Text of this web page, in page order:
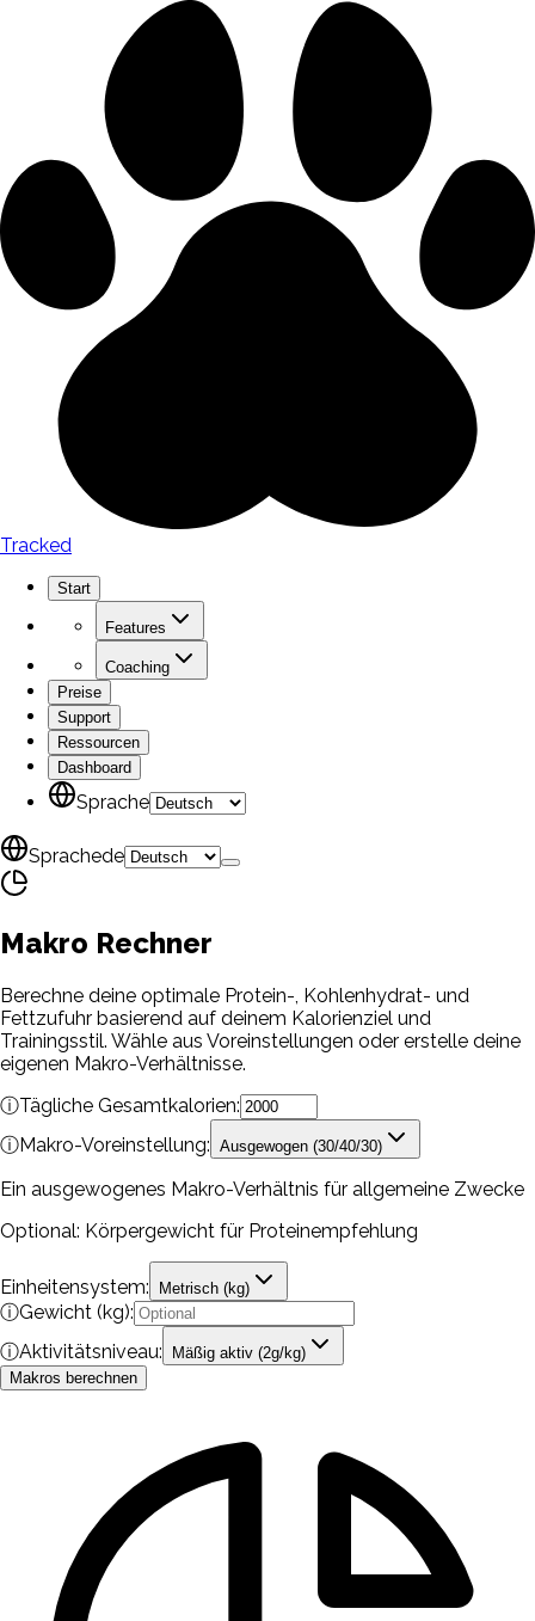
Tracked
Start
Features
Coaching
Preise
Support
Ressourcen
Dashboard
Sprache
Sprachede
Makro Rechner
Berechne deine optimale Protein-, Kohlenhydrat- und
Fettzufuhr basierend auf deinem Kalorienziel und
Trainingsstil. Wähle aus Voreinstellungen oder erstelle deine
eigenen Makro-Verhältnisse.
ⓘTägliche Gesamtkalorien:
ⓘMakro-Voreinstellung: Ausgewogen (30/40/30)
Ein ausgewogenes Makro-Verhältnis für allgemeine Zwecke
Optional: Körpergewicht für Proteinempfehlung
Einheitensystem: Metrisch (kg)
ⓘGewicht (kg):
ⓘAktivitätsniveau: Mäßig aktiv (2g/kg)
Makros berechnen